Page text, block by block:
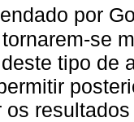
por
tornarem-se
tipo de
os